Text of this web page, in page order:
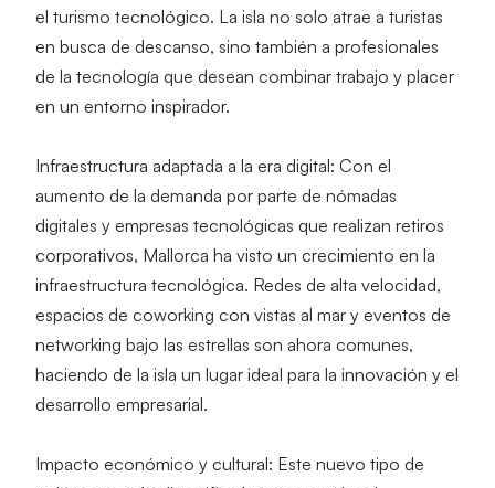
el turismo tecnológico. La isla no solo atrae a turistas
en busca de descanso, sino también a profesionales
de la tecnología que desean combinar trabajo y placer
en un entorno inspirador.
Infraestructura adaptada a la era digital: Con el
aumento de la demanda por parte de nómadas
digitales y empresas tecnológicas que realizan retiros
corporativos, Mallorca ha visto un crecimiento en la
infraestructura tecnológica. Redes de alta velocidad,
espacios de coworking con vistas al mar y eventos de
networking bajo las estrellas son ahora comunes,
haciendo de la isla un lugar ideal para la innovación y el
desarrollo empresarial.
Impacto económico y cultural: Este nuevo tipo de